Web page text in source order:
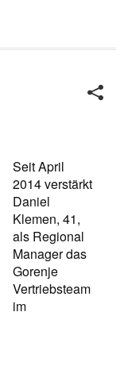
Seit April
2014 verstärkt
Daniel
Klemen, 41,
als Regional
Manager das
Gorenje
Vertriebsteam
im